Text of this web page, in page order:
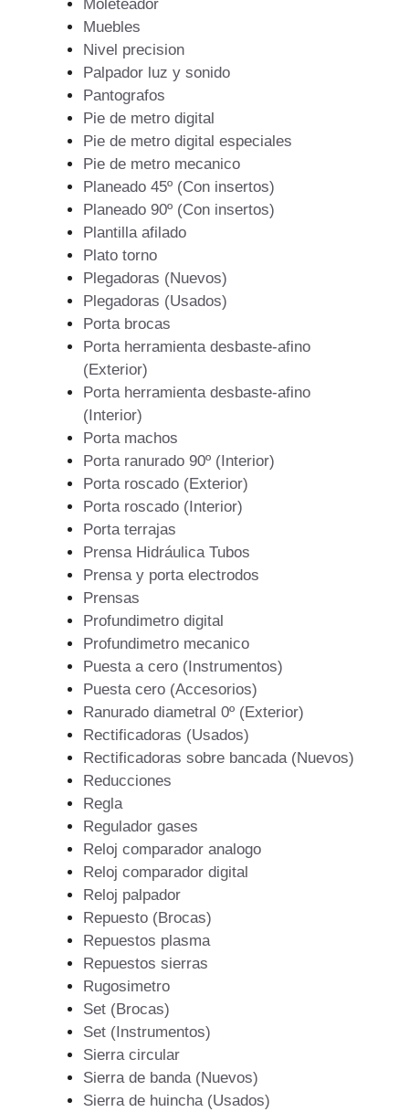
Moleteador
Muebles
Nivel precision
Palpador luz y sonido
Pantografos
Pie de metro digital
Pie de metro digital especiales
Pie de metro mecanico
Planeado 45º (Con insertos)
Planeado 90º (Con insertos)
Plantilla afilado
Plato torno
Plegadoras (Nuevos)
Plegadoras (Usados)
Porta brocas
Porta herramienta desbaste-afino
(Exterior)
Porta herramienta desbaste-afino
(Interior)
Porta machos
Porta ranurado 90º (Interior)
Porta roscado (Exterior)
Porta roscado (Interior)
Porta terrajas
Prensa Hidráulica Tubos
Prensa y porta electrodos
Prensas
Profundimetro digital
Profundimetro mecanico
Puesta a cero (Instrumentos)
Puesta cero (Accesorios)
Ranurado diametral 0º (Exterior)
Rectificadoras (Usados)
Rectificadoras sobre bancada (Nuevos)
Reducciones
Regla
Regulador gases
Reloj comparador analogo
Reloj comparador digital
Reloj palpador
Repuesto (Brocas)
Repuestos plasma
Repuestos sierras
Rugosimetro
Set (Brocas)
Set (Instrumentos)
Sierra circular
Sierra de banda (Nuevos)
Sierra de huincha (Usados)